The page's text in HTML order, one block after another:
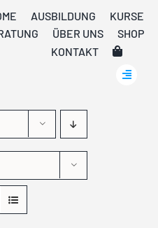
AUSBILDUNG
KURSE
ÜBER UNS
SHOP
KONTAKT